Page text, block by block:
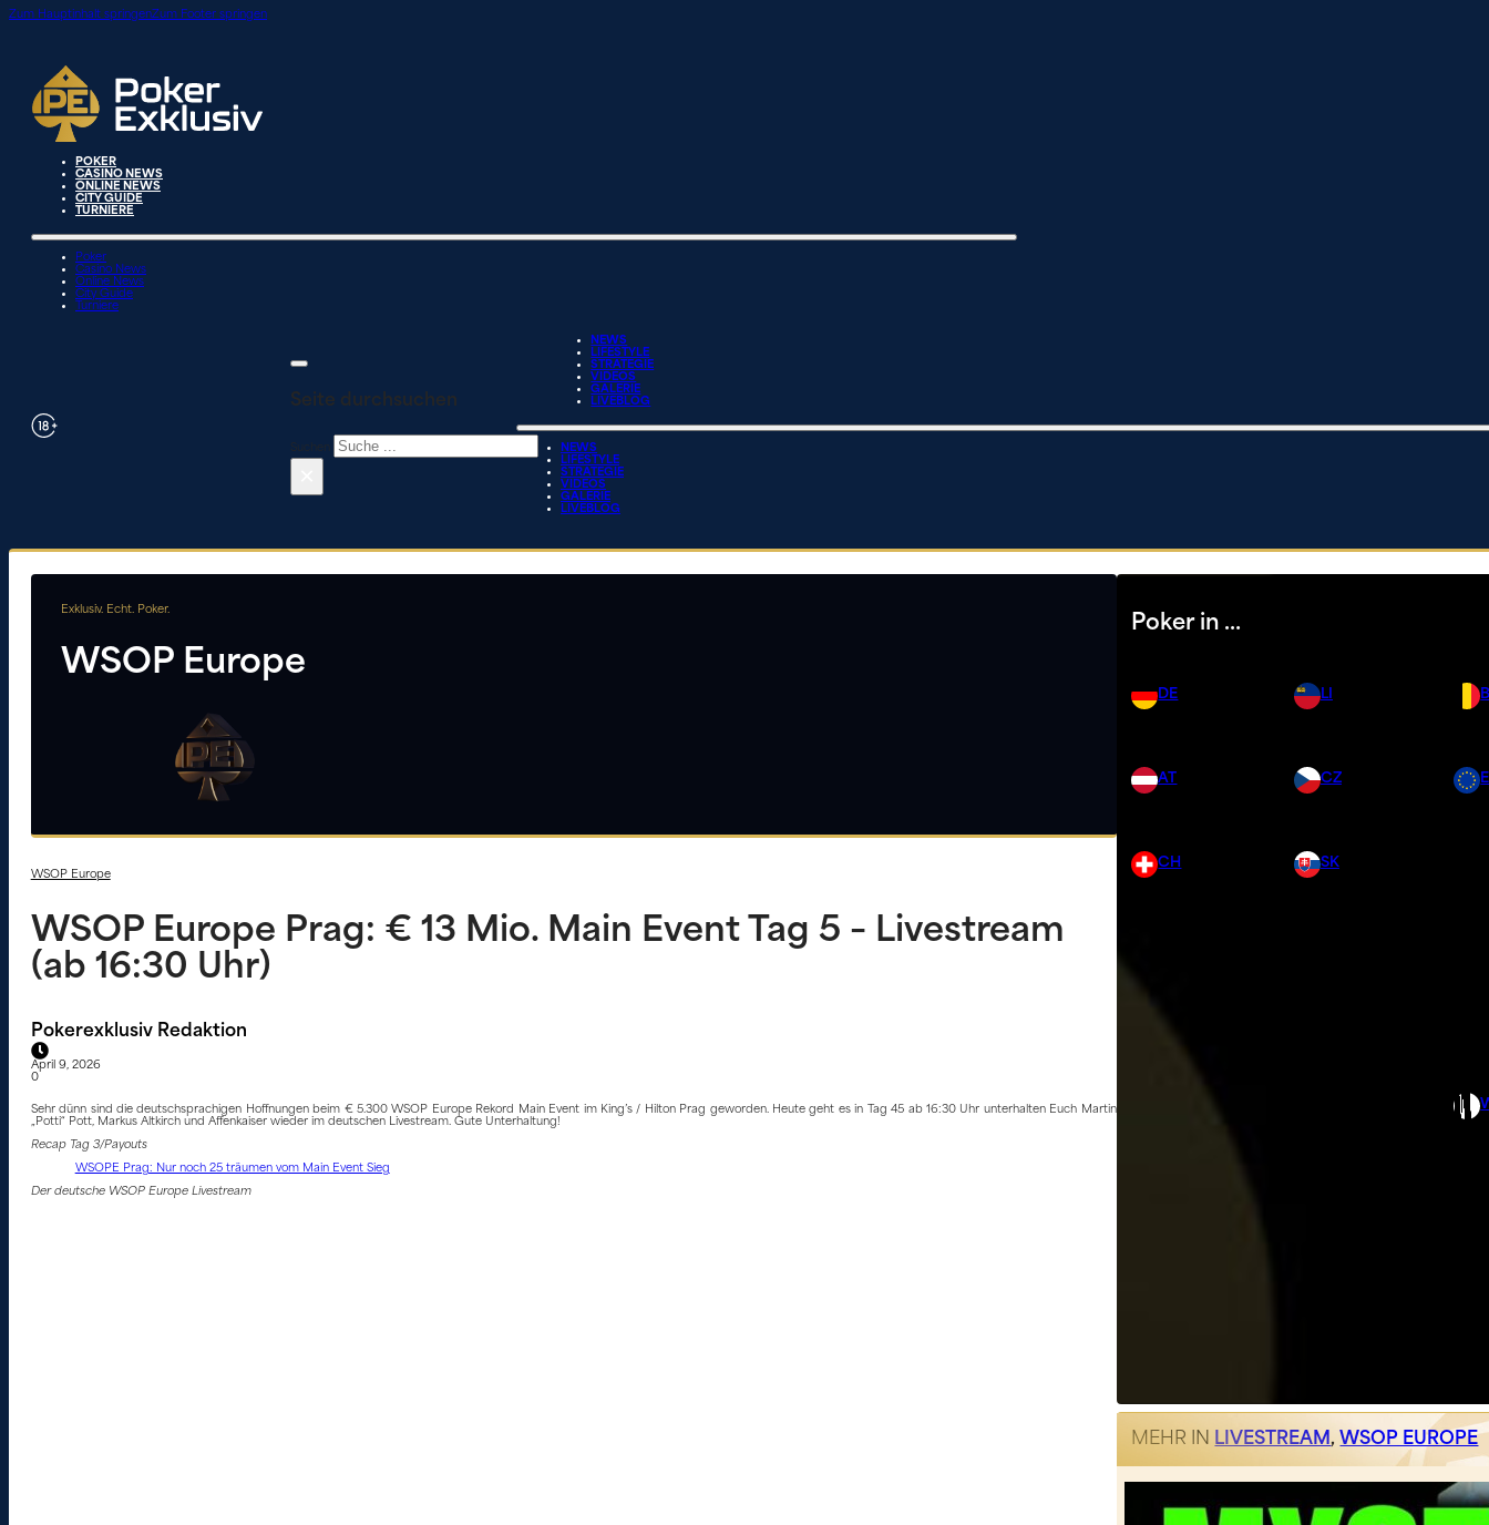
Zum Hauptinhalt springenZum Footer springen
POKER
CASINO NEWS
ONLINE NEWS
CITY GUIDE
TURNIERE
Poker
Casino News
Online News
City Guide
Turniere
Seite durchsuchen
NEWS
LIFESTYLE
STRATEGIE
VIDEOS
GALERIE
LIVEBLOG
NEWS
LIFESTYLE
STRATEGIE
VIDEOS
GALERIE
LIVEBLOG
Exklusiv. Echt. Poker.
WSOP Europe
WSOP Europe
WSOP Europe Prag: € 13 Mio. Main Event Tag 5 – Livestream
(ab 16:30 Uhr)
Pokerexklusiv Redaktion
April 9, 2026
0
Sehr dünn sind die deutschsprachigen Hoffnungen beim € 5.300 WSOP Europe Rekord Main Event im King’s / Hilton Prag geworden. Heute geht es in Tag 45 ab 16:30 Uhr unterhalten Euch Martin
„Potti“ Pott, Markus Altkirch und Affenkaiser wieder im deutschen Livestream. Gute Unterhaltung!
Recap Tag 3/Payouts
WSOPE Prag: Nur noch 25 träumen vom Main Event Sieg
Der deutsche WSOP Europe Livestream
Poker in …
DE
AT
CH
LI
CZ
SK
MEHR IN LIVESTREAM, WSOP EUROPE